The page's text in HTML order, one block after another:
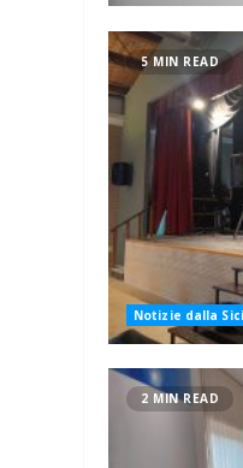
5 MIN READ
Notizie dalla
2 MIN READ